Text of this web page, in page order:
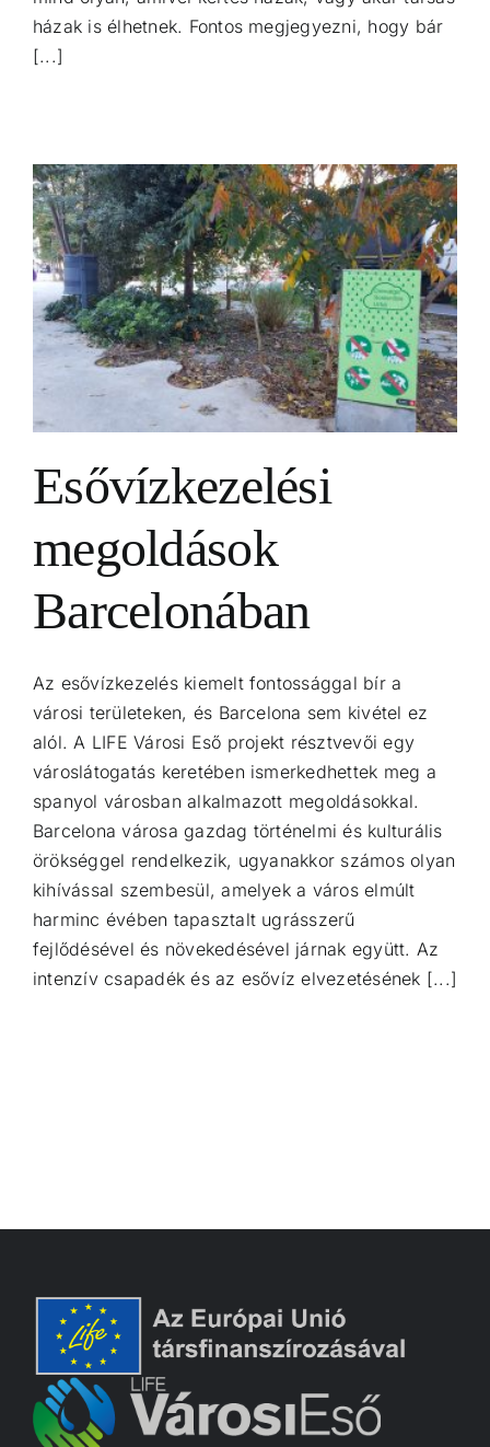
házak is élhetnek. Fontos megjegyezni, hogy bár
[...]
Esővízkezelési
megoldások
Barcelonában
Az esővízkezelés kiemelt fontossággal bír a
városi területeken, és Barcelona sem kivétel ez
alól. A LIFE Városi Eső projekt résztvevői egy
városlátogatás keretében ismerkedhettek meg a
spanyol városban alkalmazott megoldásokkal.
Barcelona városa gazdag történelmi és kulturális
örökséggel rendelkezik, ugyanakkor számos olyan
kihívással szembesül, amelyek a város elmúlt
harminc évében tapasztalt ugrásszerű
fejlődésével és növekedésével járnak együtt. Az
intenzív csapadék és az esővíz elvezetésének [...]